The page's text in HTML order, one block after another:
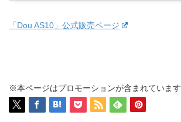
「Dou AS10」公式販売ページ
※本ページはプロモーションが含まれています